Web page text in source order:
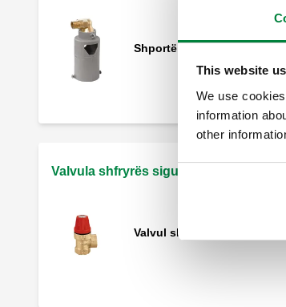
This website
We use
information
other
Shportë këndore.
Valvula shfryrës sigurie NF
Valvul shfryrëse sigurie.